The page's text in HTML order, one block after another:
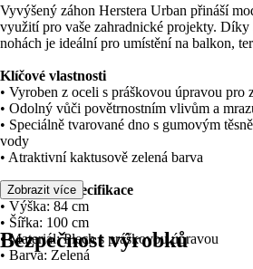
Vyvýšený záhon Herstera Urban přináší
využití pro vaše zahradnické projekty. Díky
nohách je ideální pro umístění na balkon,
Klíčové vlastnosti
• Vyroben z oceli s práškovou úpravou pro
• Odolný vůči povětrnostním vlivům a
• Speciálně tvarované dno s gumovým
vody
• Atraktivní kaktusově zelená barva
Technická specifikace
• Výška: 84 cm
• Šířka: 100 cm
• Materiál: Plech s práškovou úpravou
• Barva: Zelená
Zobrazit více
Bezpečnost výrobků